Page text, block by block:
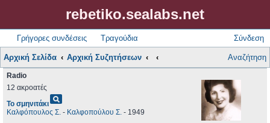
rebetiko.sealabs.net
Γρήγορες συνδέσεις Τραγούδια Σύνδεση
Αρχική Σελίδα Αρχική Συζητήσεων Αναζήτηση
Radio
12 ακροατές
Το σμηνιτάκιpageview
Καλφόπουλος Σ. - Καλφοπούλου Σ. - 1949